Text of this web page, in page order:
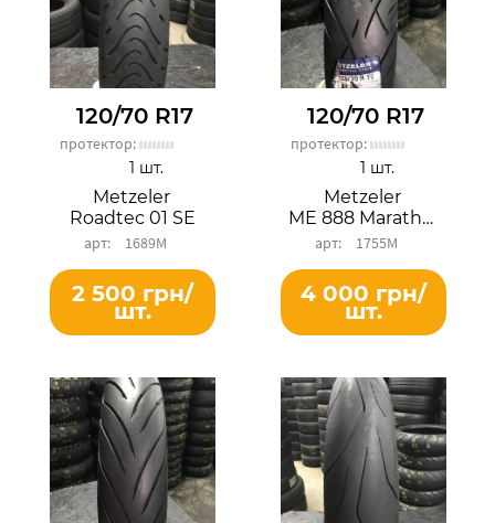
120/70 R17
протектор:
Metzeler
Roadtec 01 SE
1689М
1 шт.
2 500 грн/
шт.
120/70 R17
протектор:
Metzeler
ME 888 Marathon Ultra
1755М
1 шт.
4 000 грн/
шт.